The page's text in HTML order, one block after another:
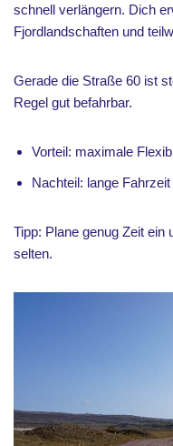
schnell verlängern. Dich
Fjordlandschaften und
Gerade die Straße 60 ist
Regel gut befahrbar.
Vorteil: maximale
Nachteil: lange
Tipp: Plane genug Zeit ein
selten.